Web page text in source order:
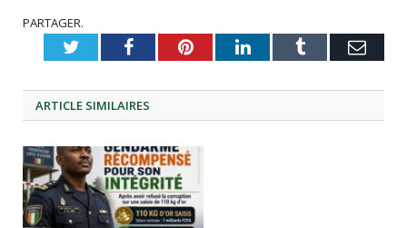
PARTAGER.
TwitterFacebookPinterestLinkedInTumblr
ARTICLE SIMILAIRES